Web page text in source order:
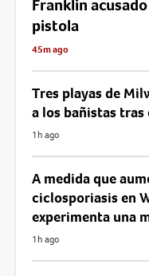
Franklin
pistola
45m ago
Tres playas de
a los bañistas
1h ago
A medida que
ciclosporiasis en
experimenta una
1h ago